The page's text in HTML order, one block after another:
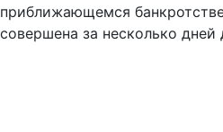
приближающемся
совершена за несколько дней